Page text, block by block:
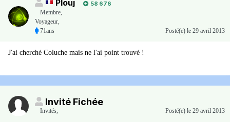
Plouj
58 676
Membre,
Voyageur,
71ans
Posté(e) le 29 avril 2013
J'ai cherché Coluche mais ne l'ai point trouvé !
Invité Fichée
Invités, Posté(e) le 29 avril 2013